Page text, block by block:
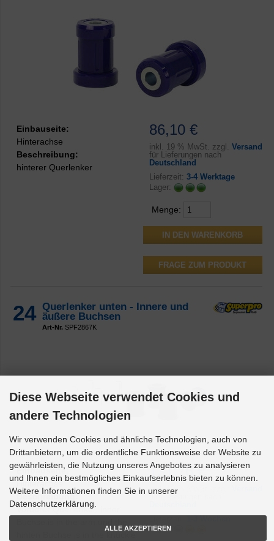
86,10 €
inkl. 19 % MwSt. zzgl. Versand
für Lieferungen nach
Deutschland
Lieferzeit: 3-4 Werktage
Lager:
Menge:
FRAGE ZUM PRODUKT
Einbauseite:
Hinterachse
Beschreibung:
hinterer Querlenker
24 Querlenker unten - Innere und
äußere Buchsen
Art-Nr. SPF2867K
131,76 €
inkl.19 % MwSt. zzgl.
für Lieferungen nach
Lager:
Einbauseite:
Hinterachse
Beschreibung:
Vorderer Querlenker, inner
Diese Webseite verwendet Cookies und
andere Technologien
Wir verwenden Cookies und ähnliche Technologien, auch von
Drittanbietern, um die ordentliche Funktionsweise der Website zu
gewährleisten, die Nutzung unseres Angebotes zu analysieren
und Ihnen ein bestmögliches Einkaufserlebnis bieten zu können.
Weitere Informationen finden Sie in unserer
Datenschutzerklärung.
ALLE AKZEPTIEREN